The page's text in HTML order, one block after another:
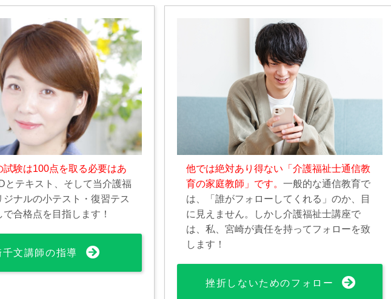
試験は100点を取る必要はあ
とテキスト、そして当介護福
ジナルの小テスト・復習テス
で合格点を目指します！
千文講師の指導
他では絶対あり得ない「介護福祉士通信教
育の家庭教師」です。 一般的な通信教育で
は、「誰がフォローしてくれる」のか、目
に見えません。しかし介護福祉士講座で
は、私、宮崎が責任を持ってフォローを致
します！
挫折しないためのフォロー